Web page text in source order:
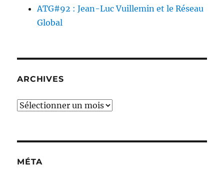
ATG#92 : Jean-Luc Vuillemin et le Réseau
Global
ARCHIVES
Archives
MÉTA